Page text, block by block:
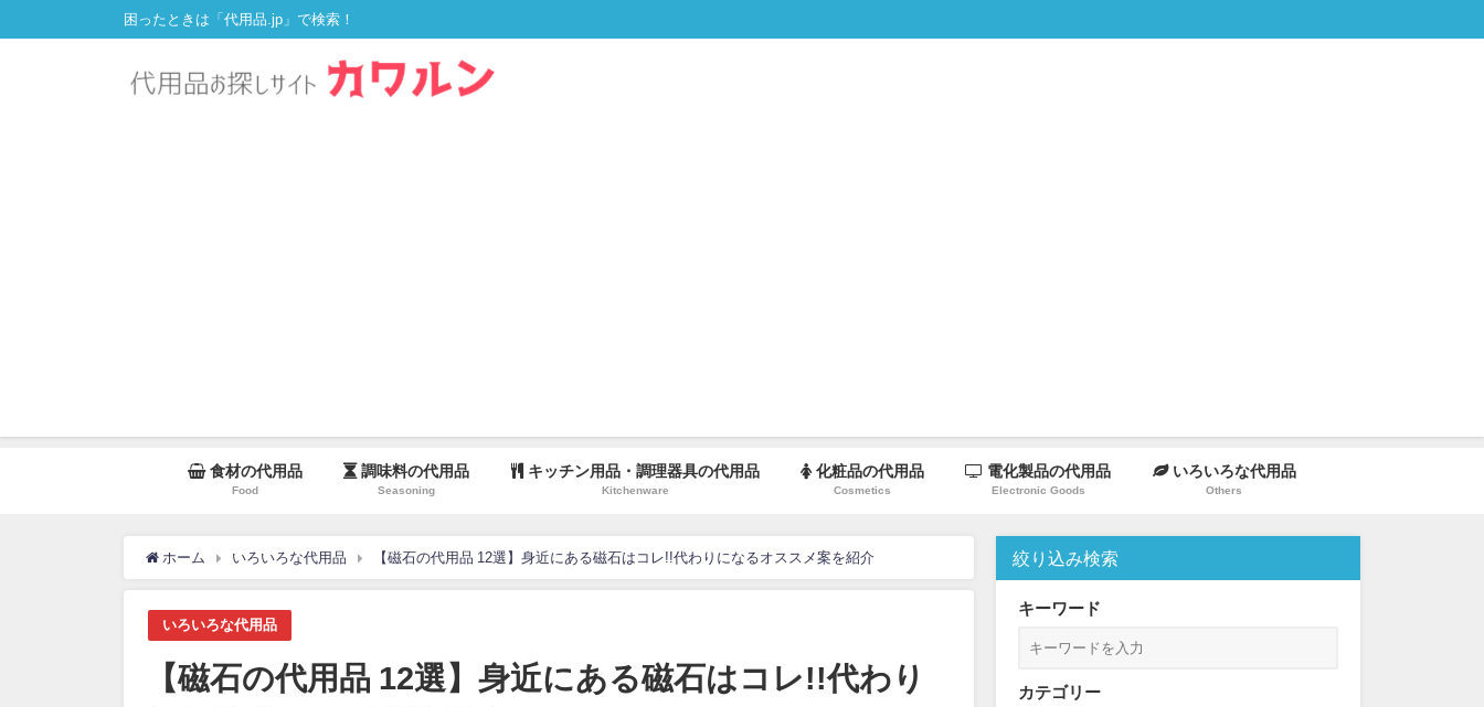
困ったときは「代用品.jp」で検索！
食材の代用品
Food
調味料の代用品
Seasoning
キッチン用品・調理器具の代用品
Kitchenware
化粧品の代用品
Cosmetics
電化製品の代用品
Electronic Goods
いろいろな代用品
Others
ホーム いろいろな代用品 【磁石の代用品 12選】身近にある磁石はコレ!!代わりになるオススメ案を紹介
いろいろな代用品
【磁石の代用品 12選】身近にある磁石はコレ!!代わり
絞り込み検索
キーワード
カテゴリー